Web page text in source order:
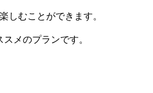
しむことができます。
メのプランです。